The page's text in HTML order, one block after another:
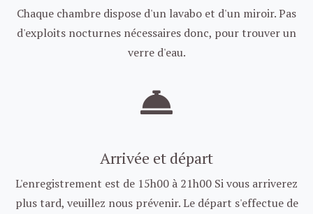
Chaque chambre dispose d'un lavabo et d'un miroir. Pas
d'exploits nocturnes nécessaires donc, pour trouver un
verre d'eau.
Arrivée et départ
L'enregistrement est de 15h00 à 21h00 Si vous arriverez
plus tard, veuillez nous prévenir. Le départ s'effectue de